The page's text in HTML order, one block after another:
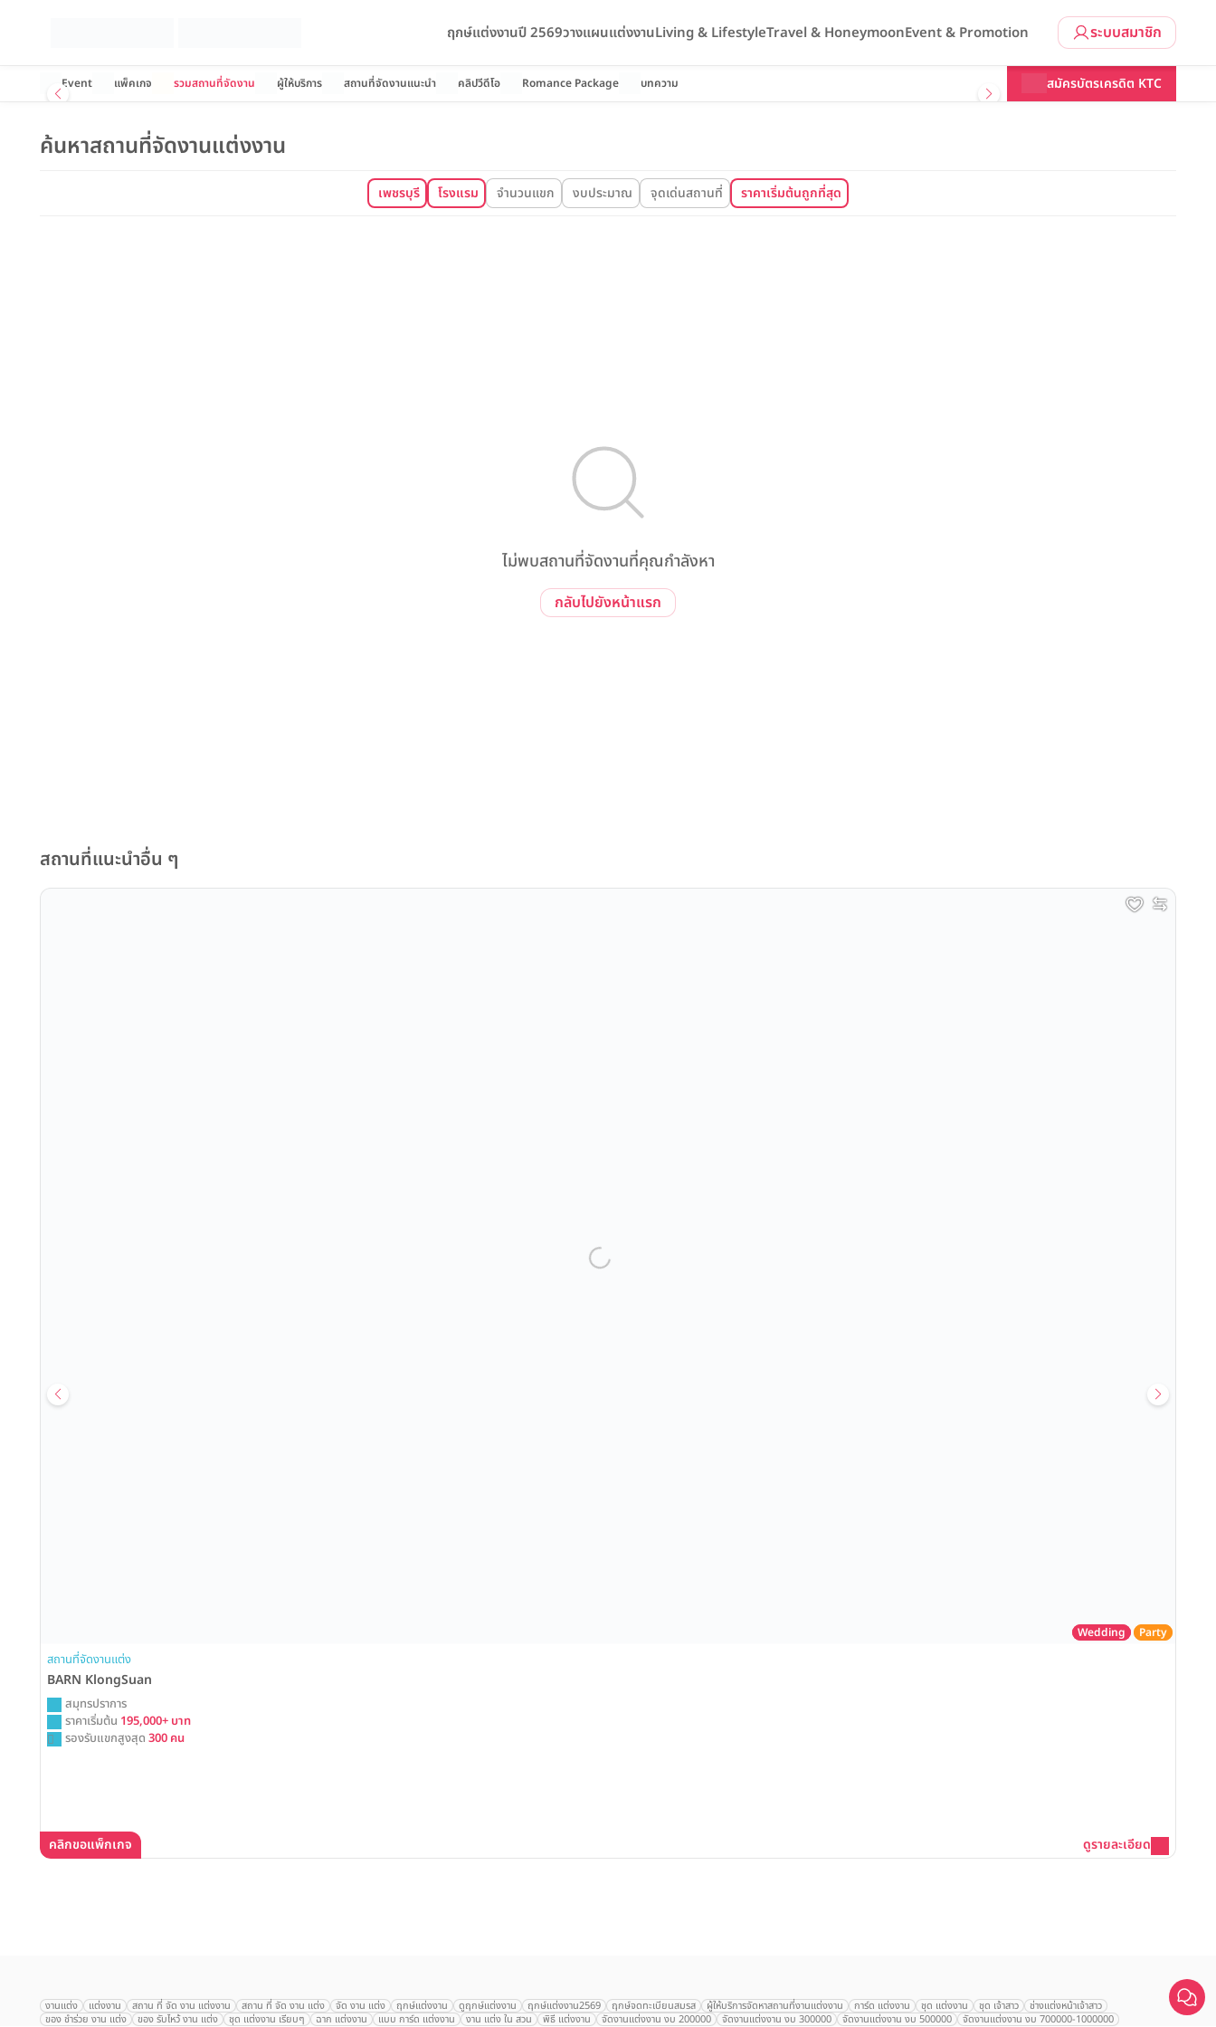
ระบบสมาชิก
ฤกษ์แต่งงานปี 2569วางแผนแต่งงานLiving & LifestyleTravel & HoneymoonEvent & Promotion
Event แพ็คเกจ รวมสถานที่จัดงาน ผู้ให้บริการ สถานที่จัดงานแนะนำ คลิปวีดีโอ Romance Package บทความ สมัครบัตรเครดิต KTC
ค้นหาสถานที่จัดงานแต่งงาน
เพชรบุรี โรงแรม จำนวนแขก งบประมาณ จุดเด่นสถานที่ ราคาเริ่มต้นถูกที่สุด
ไม่พบสถานที่จัดงานที่คุณกำลังหา
กลับไปยังหน้าแรก
สถานที่แนะนำอื่น ๆ
Wedding Party
สถานที่จัดงานแต่ง
BARN KlongSuan
สมุทรปราการ
ราคาเริ่มต้น 195,000+ บาท
รองรับแขกสูงสุด 300 คน
คลิกขอแพ็กเกจ ดูรายละเอียด
งานแต่ง แต่งงาน สถาน ที่ จัด งาน แต่งงาน สถาน ที่ จัด งาน แต่ง จัด งาน แต่ง ฤกษ์แต่งงาน ดูฤกษ์แต่งงาน ฤกษ์แต่งงาน2569 ฤกษ์จดทะเบียนสมรส ผู้ให้บริการจัดหาสถานที่งานแต่งงาน การ์ด แต่งงาน ชุด แต่งงาน ชุด เจ้าสาว
ช่างแต่งหน้าเจ้าสาว
ของ ชำร่วย งาน แต่ง
ของ รับไหว้ งาน แต่ง ชุด แต่งงาน เรียบๆ ฉาก แต่งงาน แบบ การ์ด แต่งงาน งาน แต่ง ใน สวน พิธี แต่งงาน จัดงานแต่งงาน งบ 200000 จัดงานแต่งงาน งบ 300000 จัดงานแต่งงาน งบ 500000 จัดงานแต่งงาน งบ 700000-1000000